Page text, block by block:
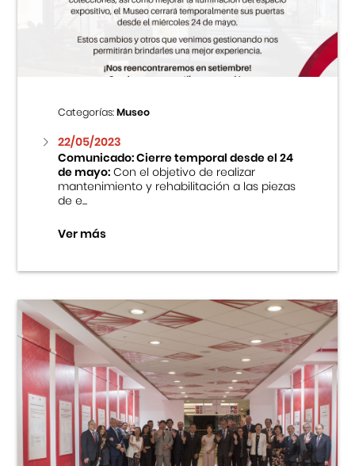
Centro Cultural Peruano Japonés
Museo de la Inmigración Japonesa
Fondo Editorial
Teatro Peruano Japonés
Categorías:Museo
22/05/2023
Comunicado: Cierre temporal desde el 24
de mayo:Con el objetivo de realizar
mantenimiento y rehabilitación a las piezas
de e...
Ver más